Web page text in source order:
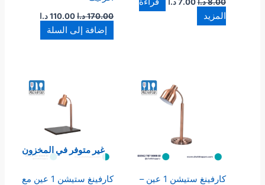
المزيد
170.00د.ا110.00د.ا
إضافة إلى السلة
كارفينغ ستيشن 1 عين –
غير متوفر في المخزون
كارفينغ ستيشن 1 عين مع